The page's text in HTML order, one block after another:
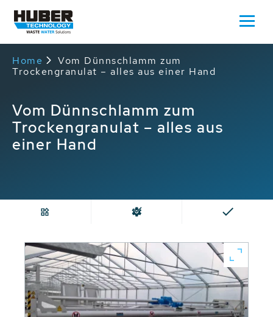
Home
Vom Dünnschlamm zum
Trockengranulat – alles aus einer Hand
Vom Dünnschlamm zum
Trockengranulat – alles aus
einer Hand